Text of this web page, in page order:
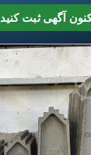
آگهی ثبت کنید